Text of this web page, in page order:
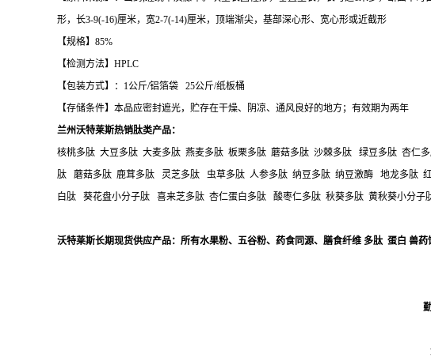
形，长3-9(-16)厘米，宽2-7(-14)厘米，顶端渐尖，基部深心形、宽心形或近截形
【规格】85%
【检测方法】HPLC
【包装方式】：1公斤/铝箔袋 25公斤/纸板桶
【存储条件】本品应密封遮光，贮存在干燥、阴凉、通风良好的地方；有效期为两年
兰州沃特莱斯热销肽类产品：
核桃多肽 大豆多肽 大麦多肽 燕麦多肽 板栗多肽 蘑菇多肽 沙棘多肽 绿豆多肽 杏仁
肽 蘑菇多肽 鹿茸多肽 灵芝多肽 虫草多肽 人参多肽 纳豆多肽 纳豆激酶 地龙多肽
白肽 葵花盘小分子肽 喜来芝多肽 杏仁蛋白多肽 酸枣仁多肽 秋葵多肽 黄秋葵小分
沃特莱斯长期现货供应产品：所有水果粉、五谷粉、药食同源、膳食纤维 多肽 蛋白 兽药